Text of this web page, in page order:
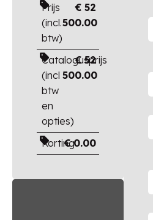
Prijs
(incl.
btw)
€ 52
500.00
Catalogusprijs
(incl
btw
en
opties)
€52
500.00
Korting
€0.00